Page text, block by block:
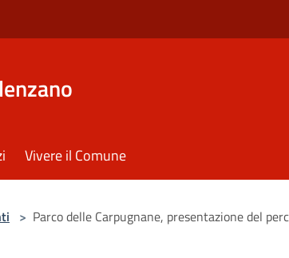
Vivere il Comune
> Parco delle Carpugnane, presentazione del